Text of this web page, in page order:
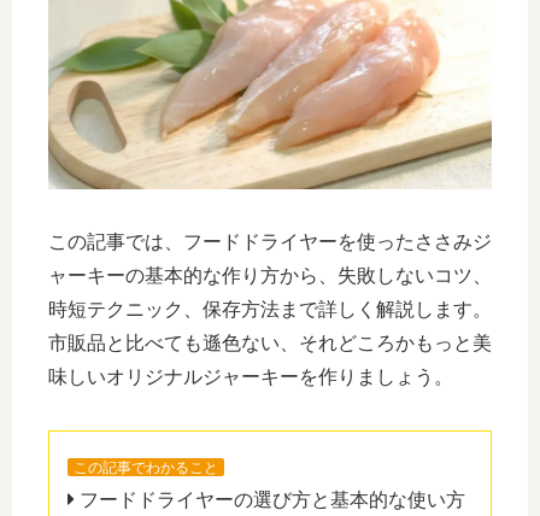
この記事では、フードドライヤーを使ったささみジ
ャーキーの基本的な作り方から、失敗しないコツ、
時短テクニック、保存方法まで詳しく解説します。
市販品と比べても遜色ない、それどころかもっと美
味しいオリジナルジャーキーを作りましょう。
この記事でわかること
フードドライヤーの選び方と基本的な使い方